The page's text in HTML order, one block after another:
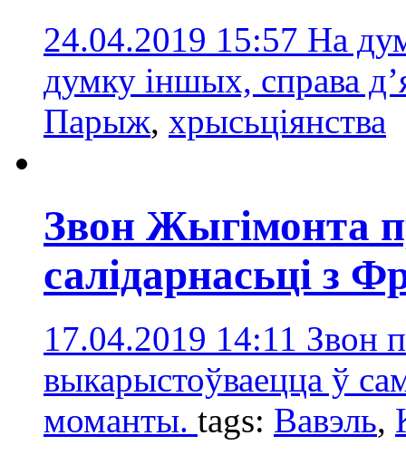
24.04.2019 15:57 На
думку іншых, справа
Парыж, хрысьціянства
Звон Жыгімонта
салідарнасьці з
17.04.2019 14:11 Звон
выкарыстоўваецца ў
моманты. tags: Вавэль,